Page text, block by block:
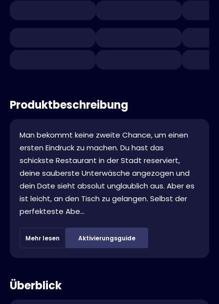
Produktbeschreibung
Man bekommt keine zweite Chance, um einen
ersten Eindruck zu machen. Du hast das
schickste Restaurant in der Stadt reserviert,
deine sauberste Unterwäsche angezogen und
dein Date sieht absolut unglaublich aus. Aber es
ist leicht, an den Tisch zu gelangen. Selbst der
perfekteste Abe...
Mehr lesen Aktivierungsguide
Überblick